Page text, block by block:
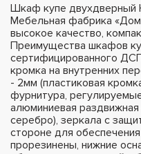
Шкаф купе двухдверный
Мебельная фабрика
высокое качество,
Преимущества шкафов
сертифицированного
кромка на внутренних
- 2мм (пластиковая
фурнитура,
алюминиевая
серебро), зеркала с
стороне для
прорезинены, нижние